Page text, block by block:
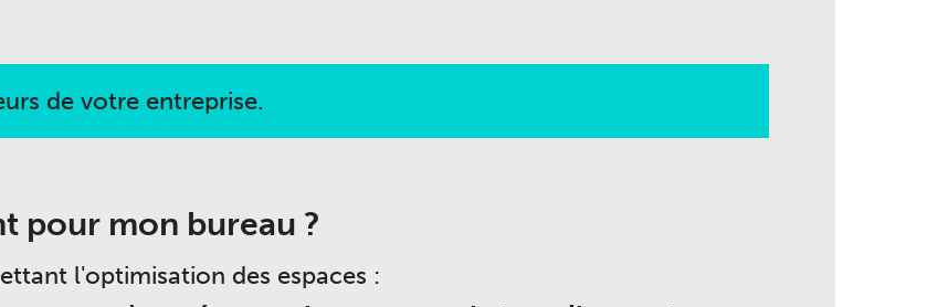
de votre entreprise.
pour mon bureau ?
l'optimisation des espaces :